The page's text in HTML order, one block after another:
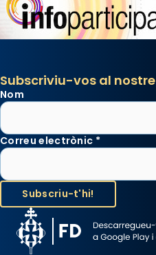
Subscriviu-vos al
Nom
Correu electrònic *